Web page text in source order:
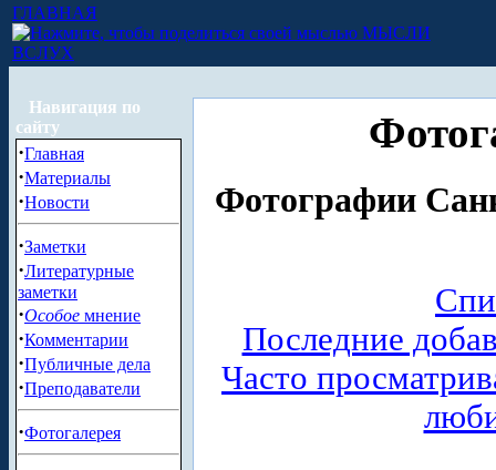
ГЛАВНАЯ
МЫСЛИ
ВСЛУХ
Навигация по
сайту
·Главная
·Материалы
·Новости
·Заметки
·Литературные
заметки
·Особое мнение
·Комментарии
·Публичные дела
·Преподаватели
·Фотогалерея
Фотографии
Последние
Часто